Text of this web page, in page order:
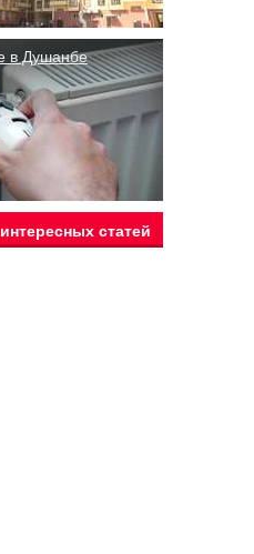
в Душанбе
статей